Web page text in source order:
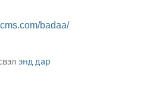
badaa/
энд дар